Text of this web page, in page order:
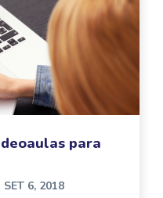
para
SET 6, 2018